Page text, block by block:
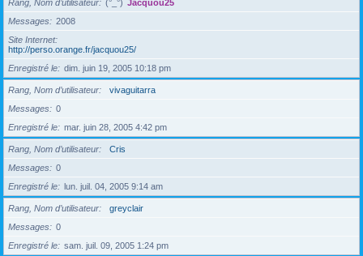
Rang, Nom d’utilisateur (°_°) Jacquou25
Messages
2008
Site Internet
http://perso.orange.fr/jacquou25/
Enregistré le
dim. juin 19, 2005 10:18 pm
Rang, Nom d’utilisateur
vivaguitarra
Messages
0
Enregistré le
mar. juin 28, 2005 4:42 pm
Rang, Nom d’utilisateur
Cris
Messages
0
Enregistré le
lun. juil. 04, 2005 9:14 am
Rang, Nom d’utilisateur
greyclair
Messages
0
Enregistré le
sam. juil. 09, 2005 1:24 pm